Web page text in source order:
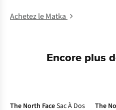
Achetez le Matka
Encore plus
The North FaceSac À Dos
The